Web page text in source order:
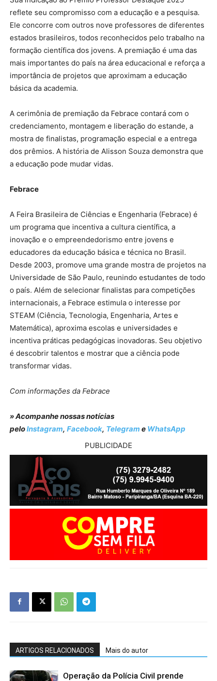
reflete seu compromisso com a educação e a pesquisa.
Ele concorre com outros nove professores de diferentes
estados brasileiros, todos reconhecidos pelo trabalho na
formação científica dos jovens. A premiação é uma das
mais importantes do país na área educacional e reforça a
importância de projetos que aproximam a educação
básica da academia.
A cerimônia de premiação da Febrace contará com o
credenciamento, montagem e liberação do estande, a
mostra de finalistas, programação especial e a entrega
dos prêmios. A história de Alisson Souza demonstra que
a educação pode mudar vidas.
Febrace
A Feira Brasileira de Ciências e Engenharia (Febrace) é
um programa que incentiva a cultura científica, a
inovação e o empreendedorismo entre jovens e
educadores da educação básica e técnica no Brasil.
Desde 2003, promove uma grande mostra de projetos na
Universidade de São Paulo, reunindo estudantes de todo
o país. Além de selecionar finalistas para competições
internacionais, a Febrace estimula o interesse por
STEAM (Ciência, Tecnologia, Engenharia, Artes e
Matemática), aproxima escolas e universidades e
incentiva práticas pedagógicas inovadoras. Seu objetivo
é descobrir talentos e mostrar que a ciência pode
transformar vidas.
Com informações da Febrace
» Acompanhe nossas notícias
peloInstagram, Facebook, Telegram e WhatsApp
PUBLICIDADE
ARTIGOS RELACIONADOS Mais do autor
Operação da Polícia Civil prende